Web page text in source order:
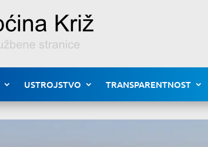
USTROJSTVO TRANSPARENTNOST